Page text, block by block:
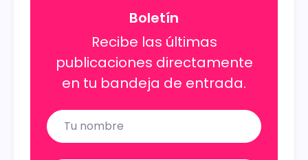
Boletín
Recibe las últimas
publicaciones directamente
en tu bandeja de entrada.
Name
Email